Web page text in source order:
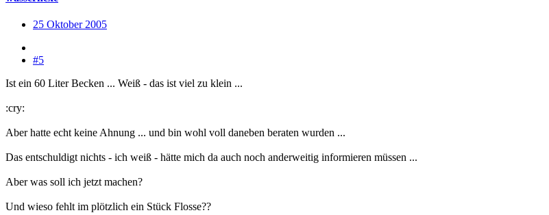
25 Oktober 2005
#5
Ist ein 60 Liter Becken ... Weiß - das ist viel zu klein ...
:cry:
Aber hatte echt keine Ahnung ... und bin wohl voll daneben beraten wurden ...
Das entschuldigt nichts - ich weiß - hätte mich da auch noch anderweitig informieren müssen ...
Aber was soll ich jetzt machen?
Und wieso fehlt im plötzlich ein Stück Flosse??